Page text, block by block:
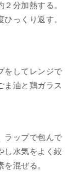
分加熱する。
っくり返す。
をしてレンジで
ま油と鶏ガラス
ラップで包んで
し水気をよく絞
混ぜる。